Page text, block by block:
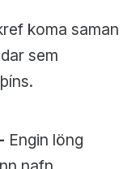
koma saman
sem
Engin löng